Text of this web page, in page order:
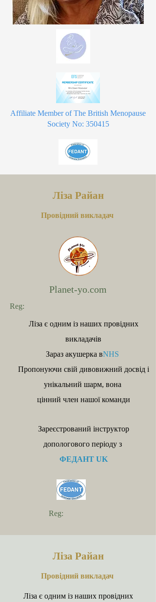
Affiliate Member of The British Menopause
Society No: 350415
Ліза Райан
Провідний викладач
Planet-yo.com
Reg:
Ліза є одним із наших провідних
викладачів
Зараз акушерка вNHS
Пропонуючи свій дивовижний досвід і
унікальний шарм, вона
цінний член нашої команди
Зареєстрований інструктор
допологового періоду з
ФЕДАНТ UK
Reg:
Ліза Райан
Провідний викладач
Ліза є одним із наших провідних